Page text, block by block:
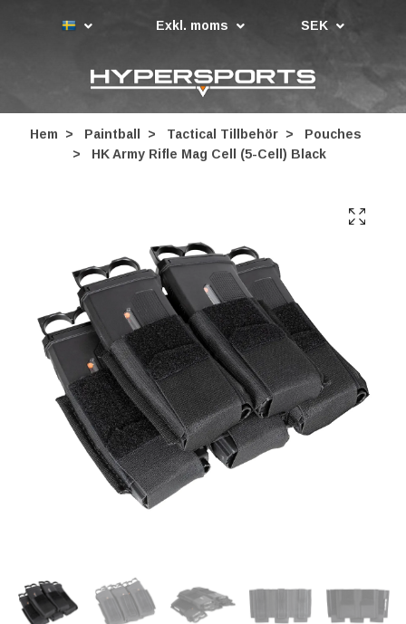
Exkl. moms SEK
Hem Paintball Tactical Tillbehör
Pouches
HK Army Rifle Mag Cell (5-Cell) Black